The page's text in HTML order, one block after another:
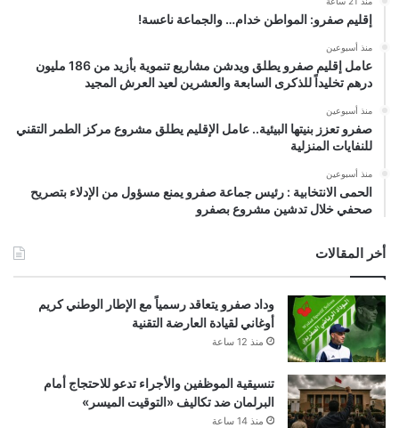
إقليم صفرو: المواطن خدام… والجماعة ناعسة!
منذ أسبوعين
عامل إقليم صفرو يطلق ويدشن مشاريع تنموية بأزيد من 186 مليون
درهم تخليداً للذكرى السابعة والعشرين لعيد العرش المجيد
منذ أسبوعين
صفرو تعزز بنيتها البيئية.. عامل الإقليم يطلق مشروع مركز الطمر التقني
للنفايات المنزلية
منذ أسبوعين
الحمى الانتخابية : رئيس جماعة صفرو يمنع مسؤول من الإدلاء بتصريح
صحفي خلال تدشين مشروع بصفرو
أخر المقالات
وداد صفرو يتعاقد رسمياً مع الإطار الوطني كريم
أوغاني لقيادة العارضة التقنية
منذ 12 ساعة
تنسيقية الموظفين والأجراء تدعو للاحتجاج أمام
البرلمان ضد تكاليف «التوقيت الميسر»
منذ 14 ساعة